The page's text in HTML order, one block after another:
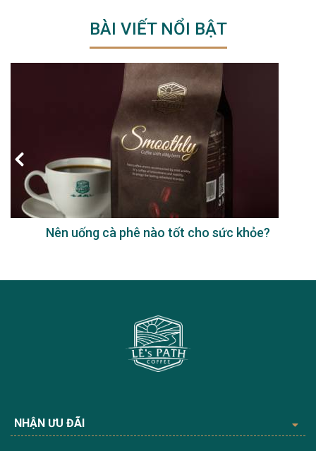
BÀI VIẾT NỔI BẬT
Nên uống cà phê nào tốt cho sức khỏe?
NHẬN ƯU ĐÃI